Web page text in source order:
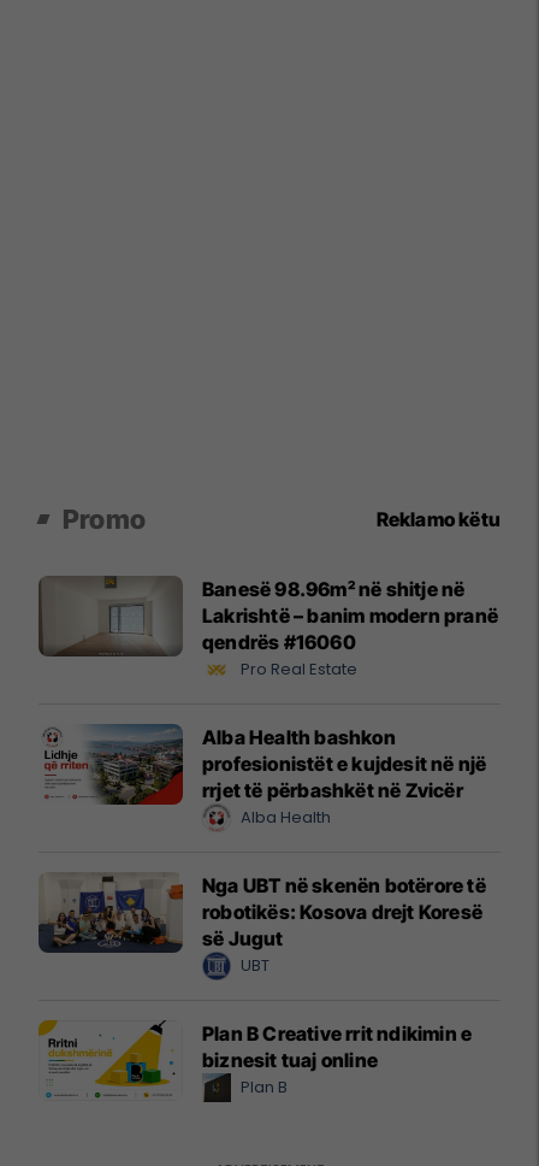
Promo Reklamo këtu
Banesë 98.96m² në shitje në
Lakrishtë – banim modern pranë
qendrës #16060
Pro Real Estate
Alba Health bashkon
profesionistët e kujdesit në një
rrjet të përbashkët në Zvicër
Alba Health
Nga UBT në skenën botërore të
robotikës: Kosova drejt Koresë
së Jugut
UBT
Plan B Creative rrit ndikimin e
biznesit tuaj online
Plan B